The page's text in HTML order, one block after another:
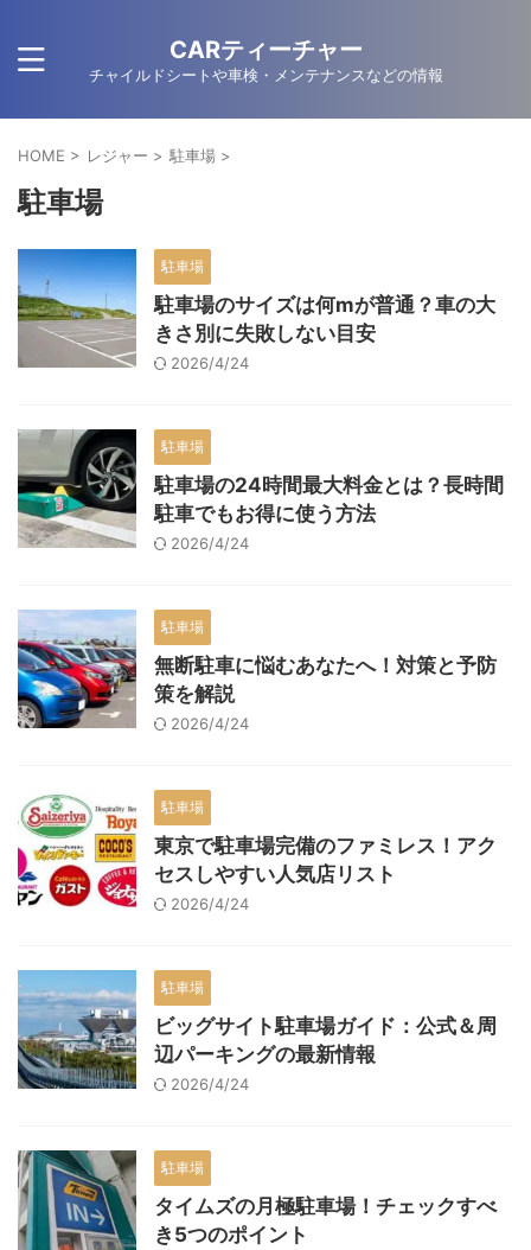
CARティーチャー
チャイルドシートや車検・メンテナンスなどの情報
HOME > レジャー > 駐車場 >
駐車場
駐車場
駐車場のサイズは何mが普通？車の大
きさ別に失敗しない目安
2026/4/24
駐車場
駐車場の24時間最大料金とは？長時間
駐車でもお得に使う方法
2026/4/24
駐車場
無断駐車に悩むあなたへ！対策と予防
策を解説
2026/4/24
駐車場
東京で駐車場完備のファミレス！アク
セスしやすい人気店リスト
2026/4/24
駐車場
ビッグサイト駐車場ガイド：公式＆周
辺パーキングの最新情報
2026/4/24
駐車場
タイムズの月極駐車場！チェックすべ
き5つのポイント